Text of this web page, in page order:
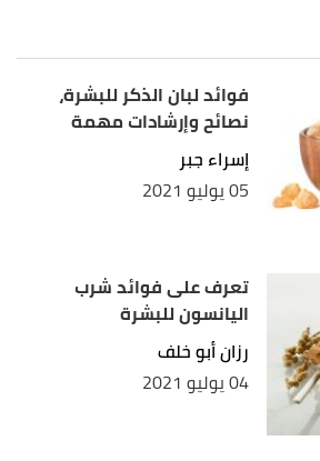
فوائد لبان الذكر للبشرة،
نصائح وإرشادات مهمة
إسراء جبر
05 يوليو 2021
تعرف على فوائد شرب
اليانسون للبشرة
رزان أبو خلف
04 يوليو 2021